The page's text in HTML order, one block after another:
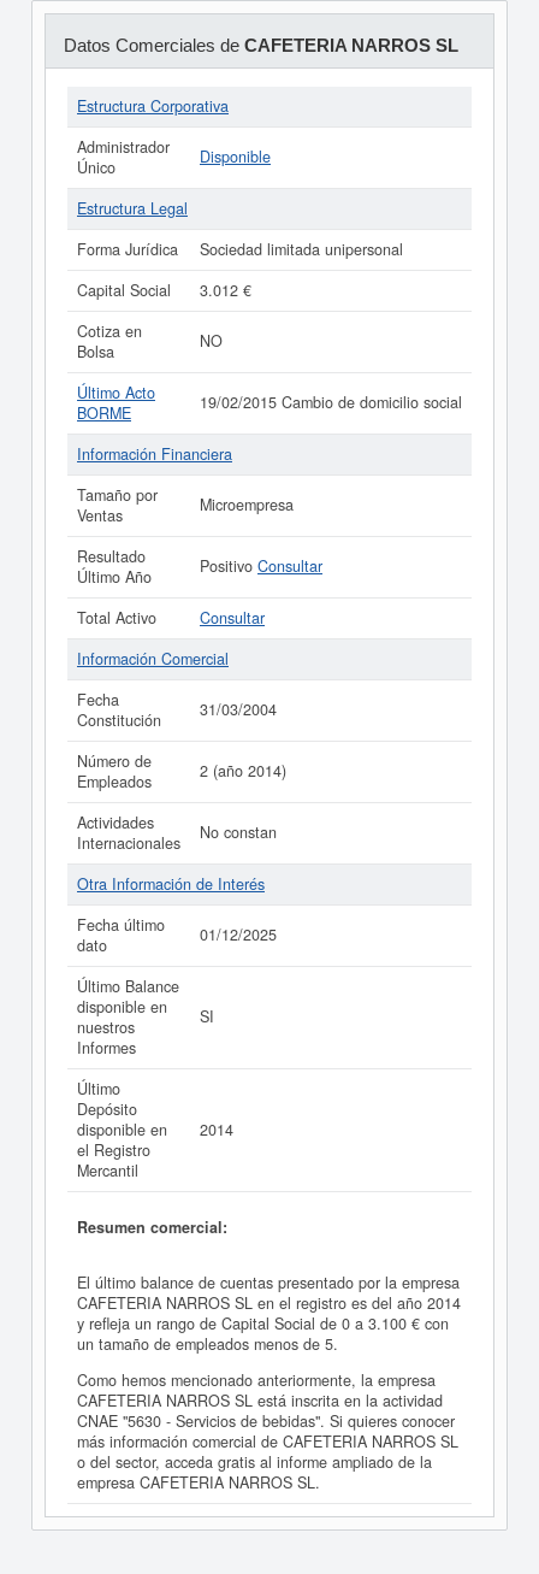
Datos Comerciales de CAFETERIA NARROS SL
Estructura Corporativa
Administrador
Único
Disponible
Estructura Legal
Forma Jurídica
Sociedad limitada unipersonal
Capital Social
3.012 €
Cotiza en
Bolsa
NO
Último Acto
BORME
19/02/2015 Cambio de domicilio social
Información Financiera
Tamaño por
Ventas
Microempresa
Resultado
Último Año
Positivo Consultar
Total Activo
Consultar
Información Comercial
Fecha
Constitución
31/03/2004
Número de
Empleados
2 (año 2014)
Actividades
Internacionales
No constan
Otra Información de Interés
Fecha último
dato
01/12/2025
Último Balance
disponible en
nuestros
Informes
SI
Último
Depósito
disponible en
el Registro
Mercantil
2014
Resumen comercial:
El último balance de cuentas presentado por la empresa
CAFETERIA NARROS SL en el registro es del año 2014
y refleja un rango de Capital Social de 0 a 3.100 € con
un tamaño de empleados menos de 5.
Como hemos mencionado anteriormente, la empresa
CAFETERIA NARROS SL está inscrita en la actividad
CNAE "5630 - Servicios de bebidas". Si quieres conocer
más información comercial de CAFETERIA NARROS SL
o del sector, acceda gratis al informe ampliado de la
empresa CAFETERIA NARROS SL.